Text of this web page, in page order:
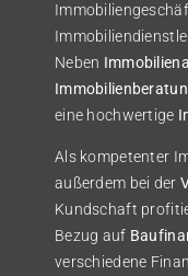
Neben
eine hochwertige
Als kompetenter
außerdem bei der
Kundschaft
Bezug auf
verschiedene